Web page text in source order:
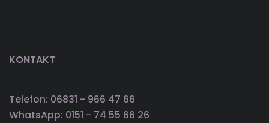
KONTAKT
Telefon: 06831 - 966 47 66
WhatsApp: 0151 - 74 55 66 26